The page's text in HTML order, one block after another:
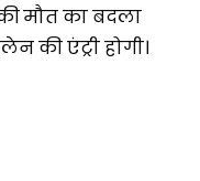
मौत का बदला
की एंट्री होगी।